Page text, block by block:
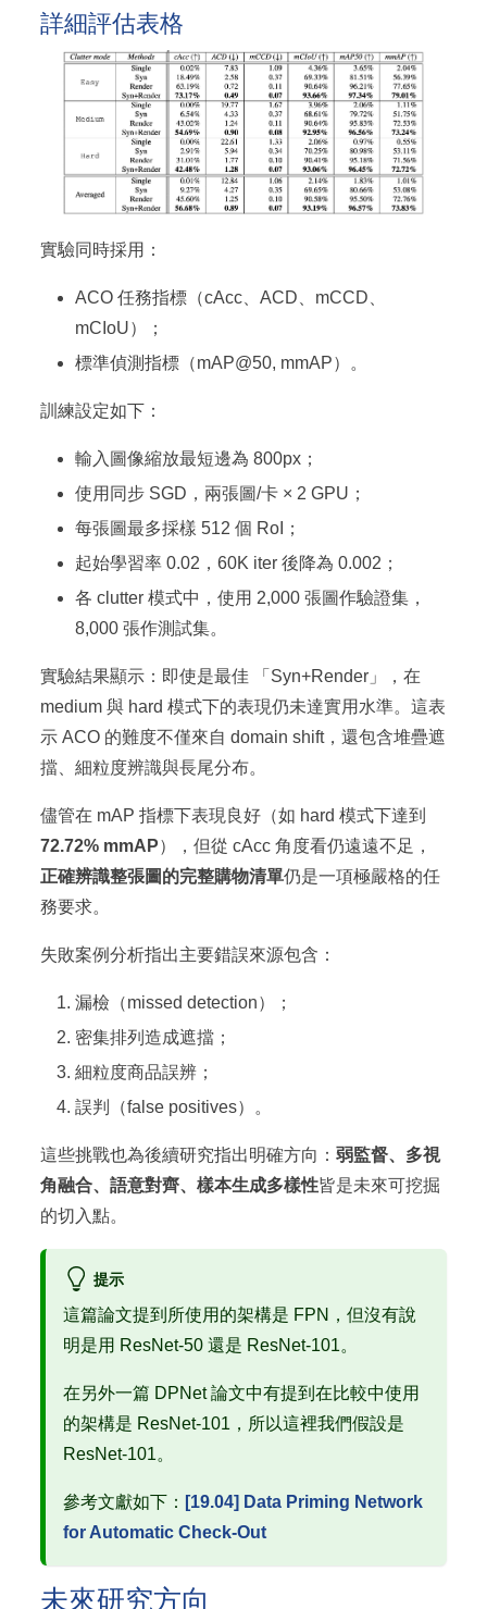
詳細評估表格
實驗同時採用：
ACO 任務指標（cAcc、ACD、mCCD、
mCIoU）；
標準偵測指標（mAP@50, mmAP）。
訓練設定如下：
輸入圖像縮放最短邊為 800px；
使用同步 SGD，兩張圖/卡 × 2 GPU；
每張圖最多採樣 512 個 RoI；
起始學習率 0.02，60K iter 後降為 0.002；
各 clutter 模式中，使用 2,000 張圖作驗證集，
8,000 張作測試集。
實驗結果顯示：即使是最佳 「Syn+Render」，在
medium 與 hard 模式下的表現仍未達實用水準。這表
示 ACO 的難度不僅來自 domain shift，還包含堆疊遮
擋、細粒度辨識與長尾分布。
儘管在 mAP 指標下表現良好（如 hard 模式下達到
72.72% mmAP），但從 cAcc 角度看仍遠遠不足，
正確辨識整張圖的完整購物清單仍是一項極嚴格的任
務要求。
失敗案例分析指出主要錯誤來源包含：
漏檢（missed detection）；
密集排列造成遮擋；
細粒度商品誤辨；
誤判（false positives）。
這些挑戰也為後續研究指出明確方向：弱監督、多視
角融合、語意對齊、樣本生成多樣性皆是未來可挖掘
的切入點。
提示
這篇論文提到所使用的架構是 FPN，但沒有說
明是用 ResNet-50 還是 ResNet-101。
在另外一篇 DPNet 論文中有提到在比較中使用
的架構是 ResNet-101，所以這裡我們假設是
ResNet-101。
參考文獻如下： [19.04] Data Priming Network
for Automatic Check-Out
未來研究方向